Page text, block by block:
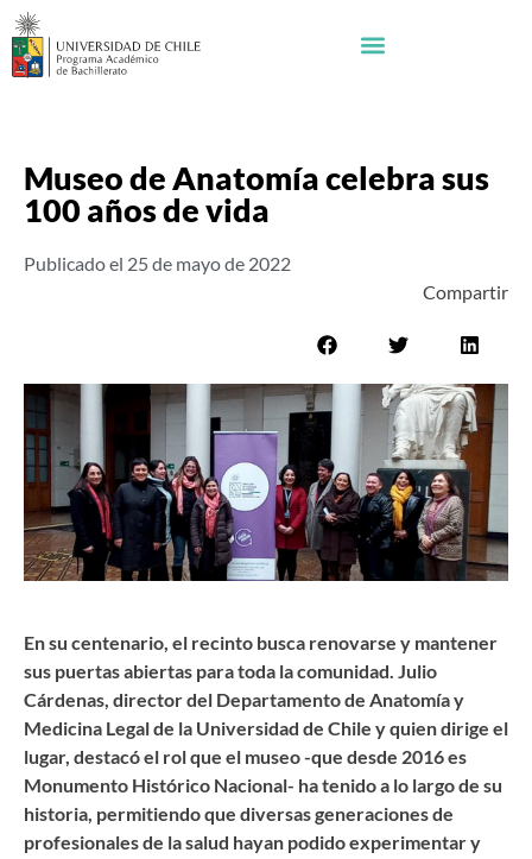
Museo de Anatomía celebra sus
100 años de vida
Publicado el 25 de mayo de 2022
Compartir
En su centenario, el recinto busca renovarse y mantener
sus puertas abiertas para toda la comunidad. Julio
Cárdenas, director del Departamento de Anatomía y
Medicina Legal de la Universidad de Chile y quien dirige el
lugar, destacó el rol que el museo -que desde 2016 es
Monumento Histórico Nacional- ha tenido a lo largo de su
historia, permitiendo que diversas generaciones de
profesionales de la salud hayan podido experimentar y